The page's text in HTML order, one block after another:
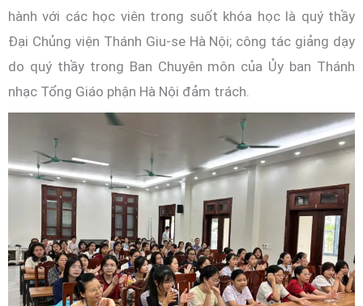
hành với các học viên trong suốt khóa học là quý thầy
Đại Chủng viện Thánh Giu-se Hà Nội; công tác giảng dạy
do quý thầy trong Ban Chuyên môn của Ủy ban Thánh
nhạc Tổng Giáo phận Hà Nội đảm trách.